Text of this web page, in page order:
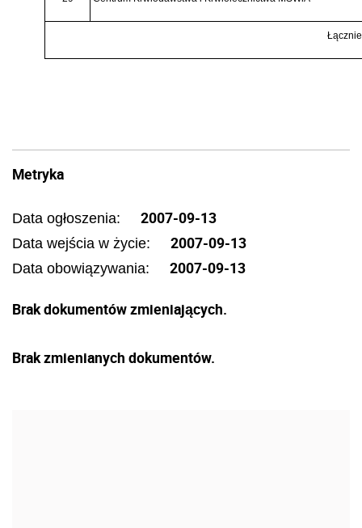
Łącznie
Metryka
Data ogłoszenia: 2007-09-13
Data wejścia w życie: 2007-09-13
Data obowiązywania: 2007-09-13
Brak dokumentów zmieniających.
Brak zmienianych dokumentów.